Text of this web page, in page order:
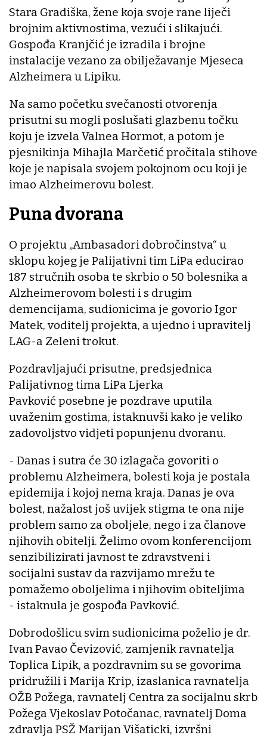
Stara Gradiška, žene koja svoje rane liječi
brojnim aktivnostima, vezući i slikajući.
Gospođa Kranjčić je izradila i brojne
instalacije vezano za obilježavanje Mjeseca
Alzheimera u Lipiku.
Na samo početku svečanosti otvorenja
prisutni su mogli poslušati glazbenu točku
koju je izvela Valnea Hormot, a potom je
pjesnikinja Mihajla Marčetić pročitala stihove
koje je napisala svojem pokojnom ocu koji je
imao Alzheimerovu bolest.
Puna dvorana
O projektu „Ambasadori dobročinstva“ u
sklopu kojeg je Palijativni tim LiPa educirao
187 stručnih osoba te skrbio o 50 bolesnika a
Alzheimerovom bolesti i s drugim
demencijama, sudionicima je govorio Igor
Matek, voditelj projekta, a ujedno i upravitelj
LAG-a Zeleni trokut.
Pozdravljajući prisutne, predsjednica
Palijativnog tima LiPa Ljerka
Pavković posebne je pozdrave uputila
uvaženim gostima, istaknuvši kako je veliko
zadovoljstvo vidjeti popunjenu dvoranu.
- Danas i sutra će 30 izlagača govoriti o
problemu Alzheimera, bolesti koja je postala
epidemija i kojoj nema kraja. Danas je ova
bolest, nažalost još uvijek stigma te ona nije
problem samo za oboljele, nego i za članove
njihovih obitelji. Želimo ovom konferencijom
senzibilizirati javnost te zdravstveni i
socijalni sustav da razvijamo mrežu te
pomažemo oboljelima i njihovim obiteljima
- istaknula je gospođa Pavković.
Dobrodošlicu svim sudionicima poželio je dr.
Ivan Pavao Čevizović, zamjenik ravnatelja
Toplica Lipik, a pozdravnim su se govorima
pridružili i Marija Krip, izaslanica ravnatelja
OŽB Požega, ravnatelj Centra za socijalnu skrb
Požega Vjekoslav Potočanac, ravnatelj Doma
zdravlja PSŽ Marijan Višaticki, izvršni